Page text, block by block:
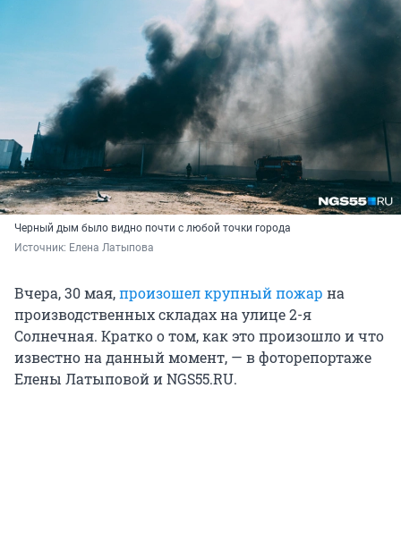
Черный дым было видно почти с любой точки города
Источник: Елена Латыпова
Вчера, 30 мая,произошел крупный пожар на
производственных складах на улице 2-я
Солнечная. Кратко о том, как это произошло и что
известно на данный момент, — в фоторепортаже
Елены Латыповой и NGS55.RU.